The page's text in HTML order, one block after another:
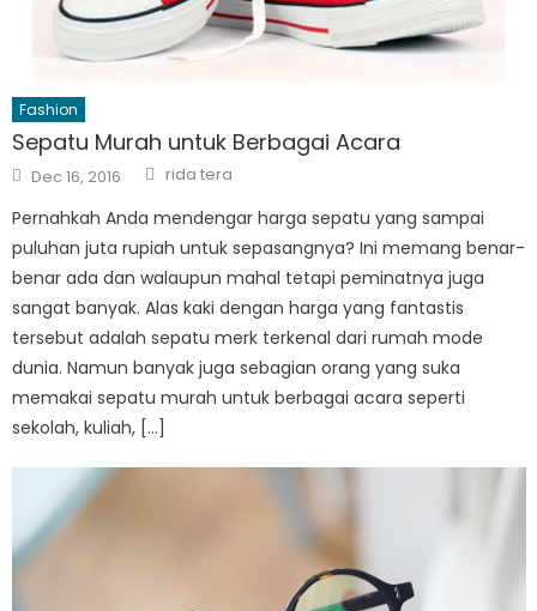
Fashion
Sepatu Murah untuk Berbagai Acara
Posted
on
Dec 16, 2016 Author
rida tera
Pernahkah Anda mendengar harga sepatu yang sampai
puluhan juta rupiah untuk sepasangnya? Ini memang benar-
benar ada dan walaupun mahal tetapi peminatnya juga
sangat banyak. Alas kaki dengan harga yang fantastis
tersebut adalah sepatu merk terkenal dari rumah mode
dunia. Namun banyak juga sebagian orang yang suka
memakai sepatu murah untuk berbagai acara seperti
sekolah, kuliah, […]